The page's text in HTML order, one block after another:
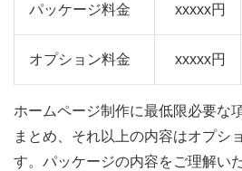
パッケージ料金 xxxxx円
オプション料金 xxxxx円
ホームページ制作に最低限必要な
まとめ、それ以上の内容はオプシ
す。パッケージの内容をご理解い